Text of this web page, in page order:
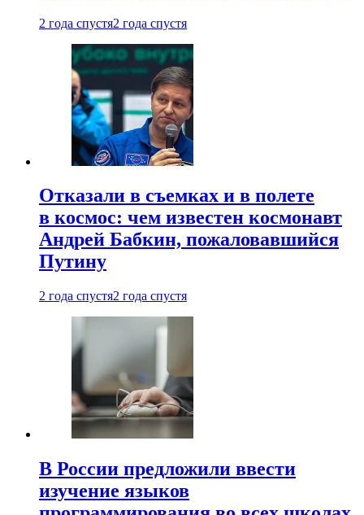
2 года спустя2 года спустя
Отказали в съемках и в полете
в космос: чем известен космонавт
Андрей Бабкин, пожаловавшийся
Путину
2 года спустя2 года спустя
В России предложили ввести
изучение языков